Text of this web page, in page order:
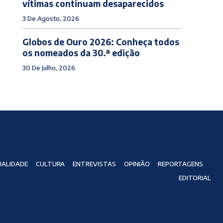
vítimas continuam desaparecidos
3 De Agosto, 2026
Globos de Ouro 2026: Conheça todos
os nomeados da 30.ª edição
30 De Julho, 2026
CULTURA ENTREVISTAS OPINIÃO
REPORTAGENS
EDITORIAL